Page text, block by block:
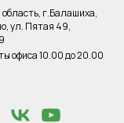
область, г.Балашиха,
ул. Пятая 49,
офиса 10.00 до 20.00